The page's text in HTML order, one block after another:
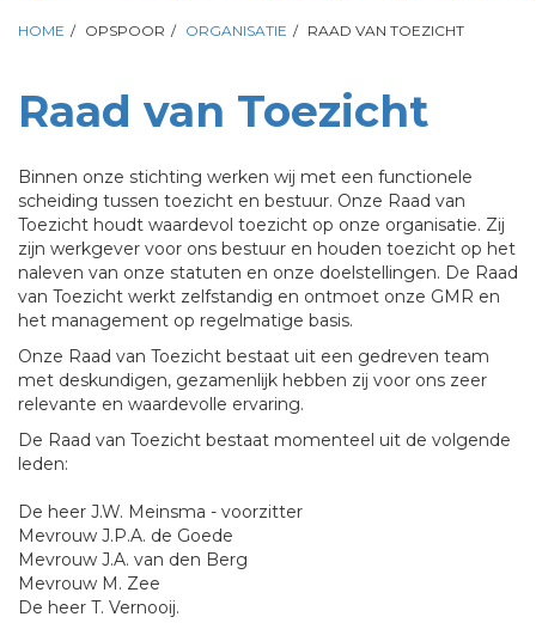
HOME / OPSPOOR / ORGANISATIE / RAAD VAN TOEZICHT
Raad van Toezicht
Binnen onze stichting werken wij met een functionele
scheiding tussen toezicht en bestuur. Onze Raad van
Toezicht houdt waardevol toezicht op onze organisatie. Zij
zijn werkgever voor ons bestuur en houden toezicht op het
naleven van onze statuten en onze doelstellingen. De Raad
van Toezicht werkt zelfstandig en ontmoet onze GMR en
het management op regelmatige basis.
Onze Raad van Toezicht bestaat uit een gedreven team
met deskundigen, gezamenlijk hebben zij voor ons zeer
relevante en waardevolle ervaring.
De Raad van Toezicht bestaat momenteel uit de volgende
leden:
De heer J.W. Meinsma - voorzitter
Mevrouw J.P.A. de Goede
Mevrouw J.A. van den Berg
Mevrouw M. Zee
De heer T. Vernooij.